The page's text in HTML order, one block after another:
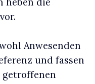
Anwesenden
und fassen
getroffenen